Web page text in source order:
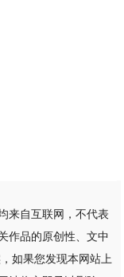
来自互联网，不代表
作品的原创性、文中
如果您发现本网站上